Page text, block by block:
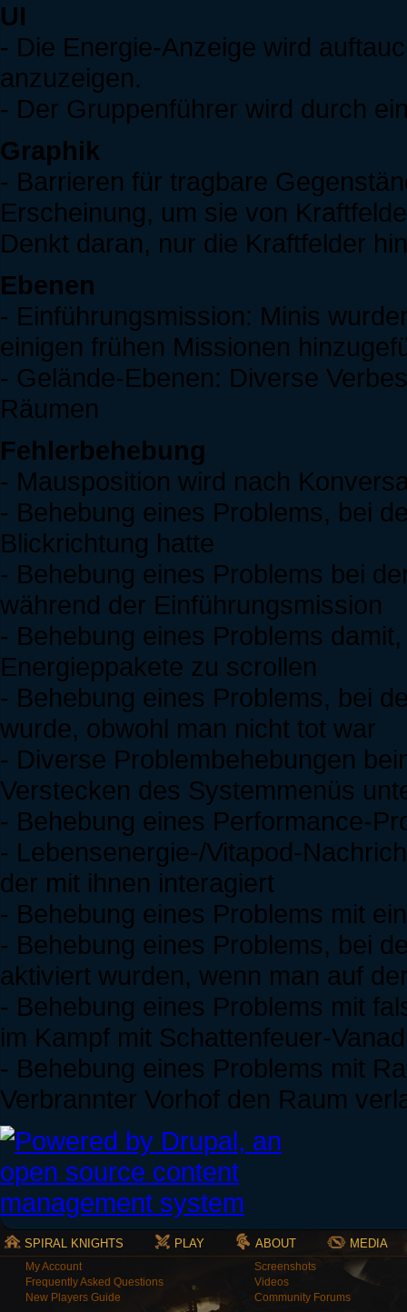
UI
- Die Energie-Anzeige wird
anzuzeigen.
- Der Gruppenführer wird durch
Graphik
- Barrieren für tragbare
Erscheinung, um sie von
Denkt daran, nur die Kraftfelder
Ebenen
- Einführungsmission: Minis
einigen frühen Missionen
- Gelände-Ebenen: Diverse
Räumen
Fehlerbehebung
- Mausposition wird nach
- Behebung eines Problems, bei
Blickrichtung hatte
- Behebung eines Problems bei
während der Einführungsmission
- Behebung eines Problems
Energieppakete zu scrollen
- Behebung eines Problems, bei
wurde, obwohl man nicht tot war
- Diverse Problembehebungen
Verstecken des Systemmenüs
- Behebung eines Performance-
- Lebensenergie-/Vitapod-
der mit ihnen interagiert
- Behebung eines Problems mit
- Behebung eines Problems, bei
aktiviert wurden, wenn man auf
- Behebung eines Problems mit
im Kampf mit Schattenfeuer-
- Behebung eines Problems mit
Verbrannter Vorhof den Raum
SPIRAL KNIGHTS PLAY ABOUT MEDIA
My Account
Frequently Asked Questions
New Players Guide
Screenshots
Videos
Community Forums